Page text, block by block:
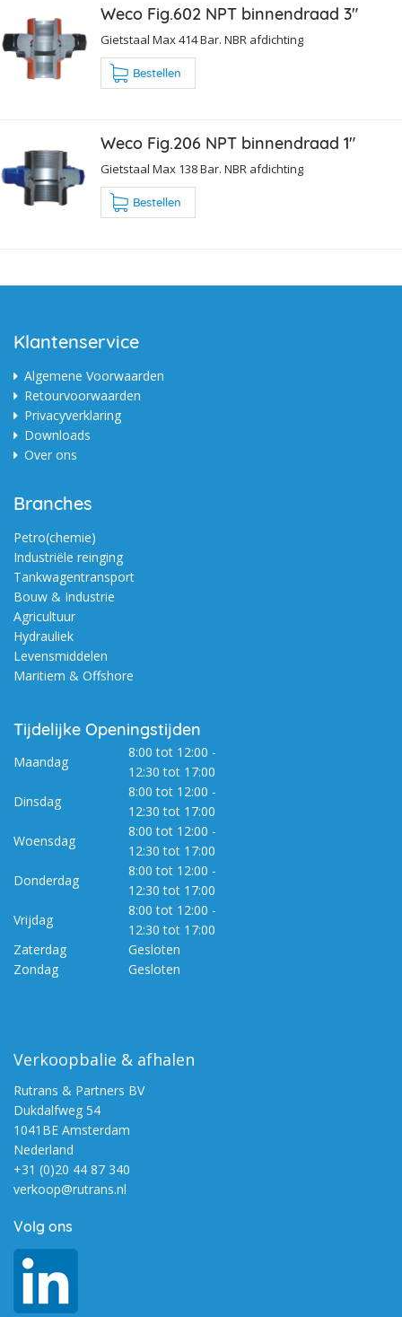
Weco Fig.602 NPT binnendraad 3"
Gietstaal Max 414 Bar. NBR afdichting
Bestellen
Weco Fig.206 NPT binnendraad 1"
Gietstaal Max 138 Bar. NBR afdichting
Bestellen
Klantenservice
Algemene Voorwaarden
Retourvoorwaarden
Privacyverklaring
Downloads
Over ons
Branches
Petro(chemie)
Industriële reinging
Tankwagentransport
Bouw & Industrie
Agricultuur
Hydrauliek
Levensmiddelen
Maritiem & Offshore
Tijdelijke Openingstijden
Maandag
8:00 tot 12:00 -
12:30 tot 17:00
Dinsdag
8:00 tot 12:00 -
12:30 tot 17:00
Woensdag
8:00 tot 12:00 -
12:30 tot 17:00
Donderdag
8:00 tot 12:00 -
12:30 tot 17:00
Vrijdag
8:00 tot 12:00 -
12:30 tot 17:00
Zaterdag
Gesloten
Zondag
Gesloten
Verkoopbalie & afhalen
Rutrans & Partners BV
Dukdalfweg 54
1041BE Amsterdam
Nederland
+31 (0)20 44 87 340
verkoop@rutrans.nl
Volg ons